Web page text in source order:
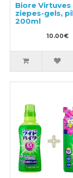
Biore
ziepes-gels,
200ml
10.00€